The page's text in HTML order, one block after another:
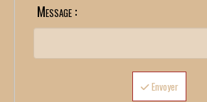
Message :
Envoyer